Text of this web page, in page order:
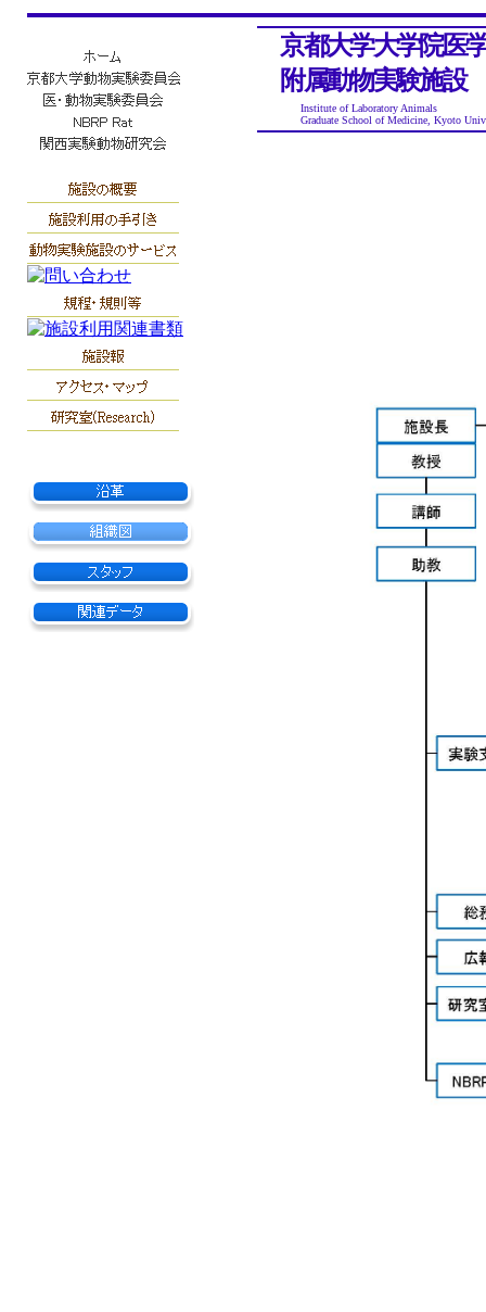
京都大学大学院医
附属動物実験施設
Institute of Laboratory Animals
Graduate School of Medicine, Kyoto